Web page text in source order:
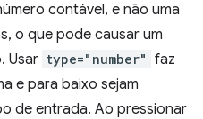
contável, e não uma
o que pode causar um
Usar type="number" faz
e para baixo sejam
de entrada. Ao pressionar